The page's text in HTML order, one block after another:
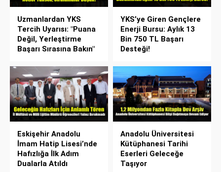
Uzmanlardan YKS
Tercih Uyarısı: "Puana
Değil, Yerleştirme
Başarı Sırasına Bakın"
YKS’ye Giren Gençlere
Enerji Bursu: Aylık 13
Bin 750 TL Başarı
Desteği!
Eskişehir Anadolu
İmam Hatip Lisesi’nde
Hafızlığa İlk Adım
Dualarla Atıldı
Anadolu Üniversitesi
Kütüphanesi Tarihi
Eserleri Geleceğe
Taşıyor